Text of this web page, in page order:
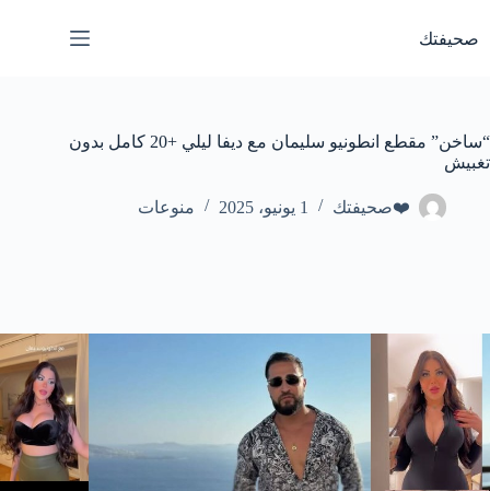
المحتوى
صحيفتك
“ساخن” مقطع انطونيو سليمان مع ديفا ليلي +20 كامل بدون
تغبيش
❤️صحيفتك 1 يونيو، 2025 منوعات